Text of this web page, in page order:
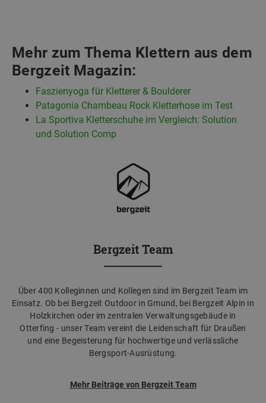
Mehr zum Thema Klettern aus dem
Bergzeit Magazin:
Faszienyoga für Kletterer & Boulderer
Patagonia Chambeau Rock Kletterhose im Test
La Sportiva Kletterschuhe im Vergleich: Solution
und Solution Comp
Bergzeit Team
Über 400 Kolleginnen und Kollegen sind im Bergzeit Team im
Einsatz. Ob bei Bergzeit Outdoor in Gmund, bei Bergzeit Alpin in
Holzkirchen oder im zentralen Verwaltungsgebäude in
Otterfing - unser Team vereint die Leidenschaft für Draußen
und eine Begeisterung für hochwertige und verlässliche
Bergsport-Ausrüstung.
Mehr Beiträge von Bergzeit Team